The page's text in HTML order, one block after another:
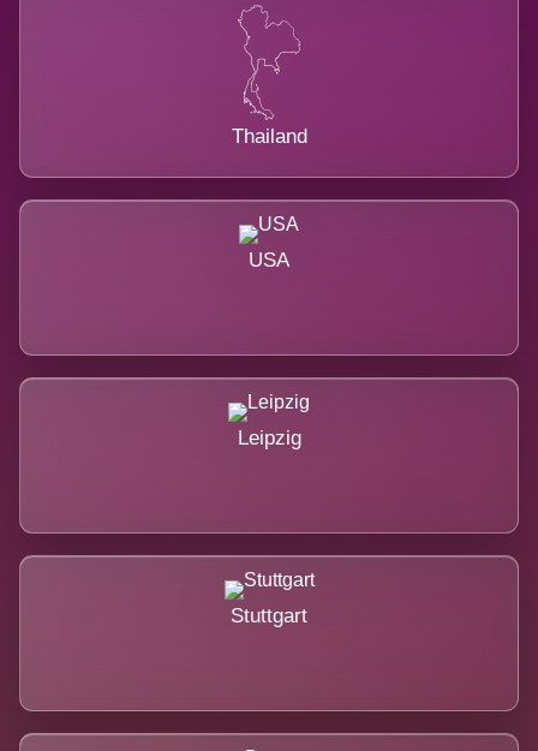
Thailand
USA
Leipzig
Stuttgart